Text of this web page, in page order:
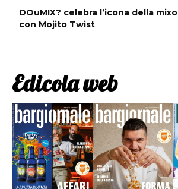
DOuMIX? celebra l’icona della
con Mojito Twist
Edicola web